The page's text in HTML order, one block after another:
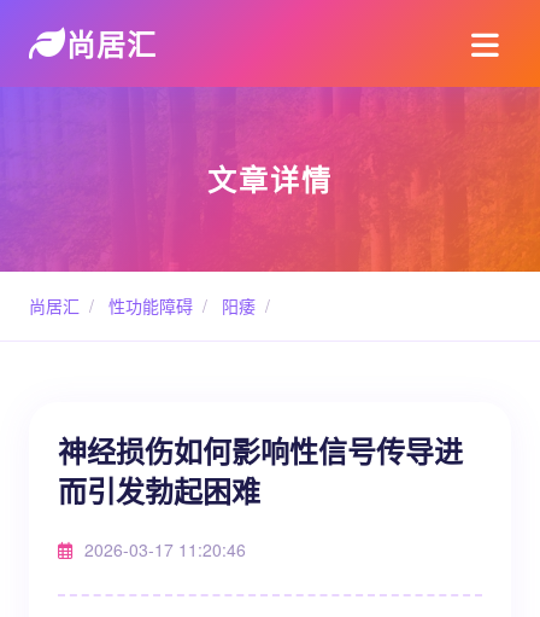
尚居汇
文章详情
尚居汇 / 性功能障碍 / 阳痿 /
神经损伤如何影响性信号传导进
而引发勃起困难
2026-03-17 11:20:46